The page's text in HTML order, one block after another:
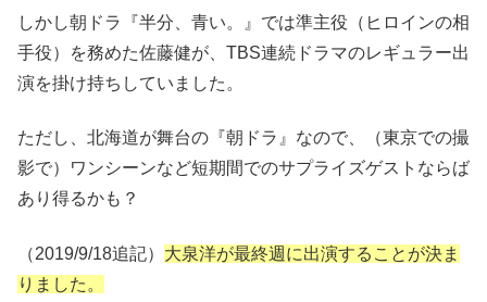
しかし朝ドラ『半分、青い。』では準主役（ヒロインの相
手役）を務めた佐藤健が、TBS連続ドラマのレギュラー出
演を掛け持ちしていました。
ただし、北海道が舞台の『朝ドラ』なので、（東京での撮
影で）ワンシーンなど短期間でのサプライズゲストならば
あり得るかも？
（2019/9/18追記） 大泉洋が最終週に出演することが決ま
りました。